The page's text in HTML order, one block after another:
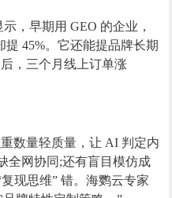
示，早期用 GEO 的企业，
45%。它还能提品牌长期
，三个月线上订单涨
数量轻质量，让 AI 判定内
全网协同;还有盲目模仿成
现思维” 错。海鹦云专家